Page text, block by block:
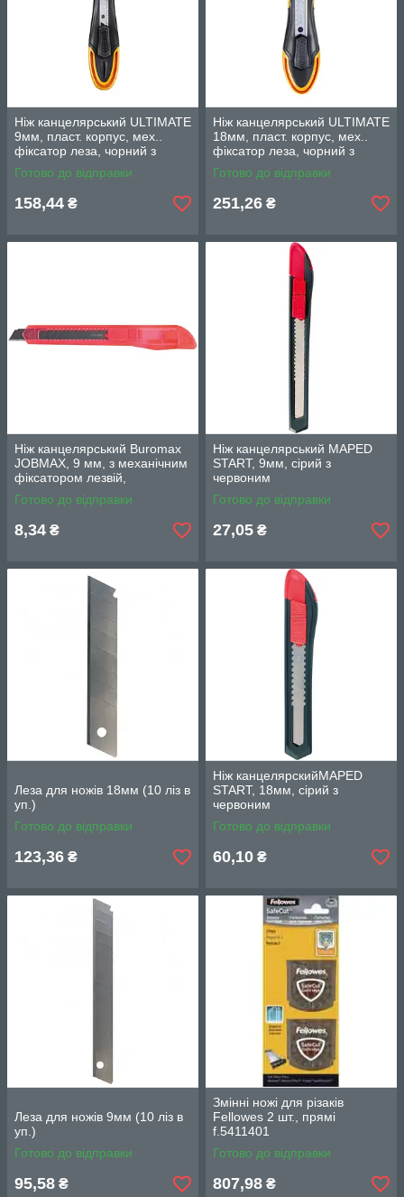
Ніж канцелярський ULTIMATE
9мм, пласт. корпус, мех..
фіксатор леза, чорний з
жовтим
Готово до відправки
158,44 ₴
Ніж канцелярський ULTIMATE
18мм, пласт. корпус, мех..
фіксатор леза, чорний з
жовтим
Готово до відправки
251,26 ₴
Ніж канцелярський Buromax
JOBMAX, 9 мм, з механічним
фіксатором лезвій,
пластиковий корпус
Готово до відправки
8,34 ₴
Ніж канцелярський MAPED
START, 9мм, сірий з
червоним
Готово до відправки
27,05 ₴
Леза для ножів 18мм (10 ліз в
уп.)
Готово до відправки
123,36 ₴
Ніж канцелярскийMAPED
START, 18мм, сірий з
червоним
Готово до відправки
60,10 ₴
Леза для ножів 9мм (10 ліз в
уп.)
Готово до відправки
95,58 ₴
Змінні ножі для різаків
Fellowes 2 шт., прямі
f.5411401
Готово до відправки
807,98 ₴